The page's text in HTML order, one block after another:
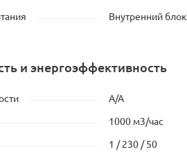
Внутренний блок
и энергоэффективность
A/A
1000 м3/час
1 / 230 / 50